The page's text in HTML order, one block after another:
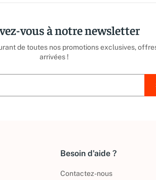
vous à notre newsletter
de toutes nos promotions exclusives,
arrivées !
Besoin d'aide ?
Contactez-nous